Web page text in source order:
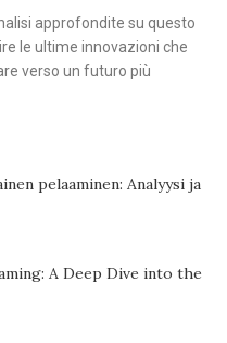
approfondite su questo
le ultime innovazioni che
verso un futuro più
pelaaminen: Analyysi ja
A Deep Dive into the